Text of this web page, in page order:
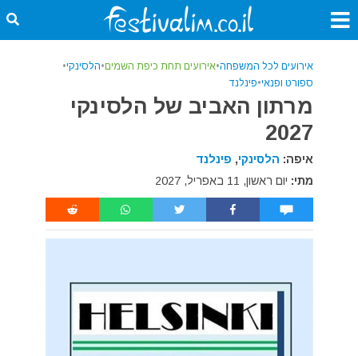
אירועים לכל המשפחה•אירועים תחת כיפת השמים•הלסינקי•
ספורט ופנאי•פינלנד
מרתון האביב של הלסינקי
2027
איפה: הלסינקי, פינלנד
מתי: יום ראשון, 11 באפריל, 2027